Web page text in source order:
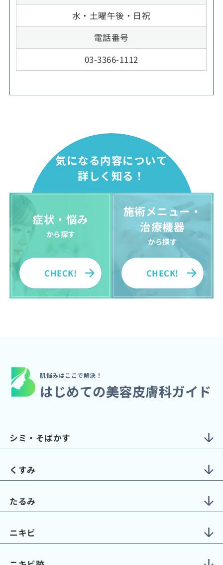
水・土曜午後・日祝
電話番号
03-3366-1112
気になる内容について
詳しく知る！
症状・悩み
から探す
CHECK!
施術メニュー・
治療機器
から探す
CHECK!
肌悩みはここで解決！
はじめての美容皮膚科ガイド
シミ・そばかす
くすみ
たるみ
ニキビ